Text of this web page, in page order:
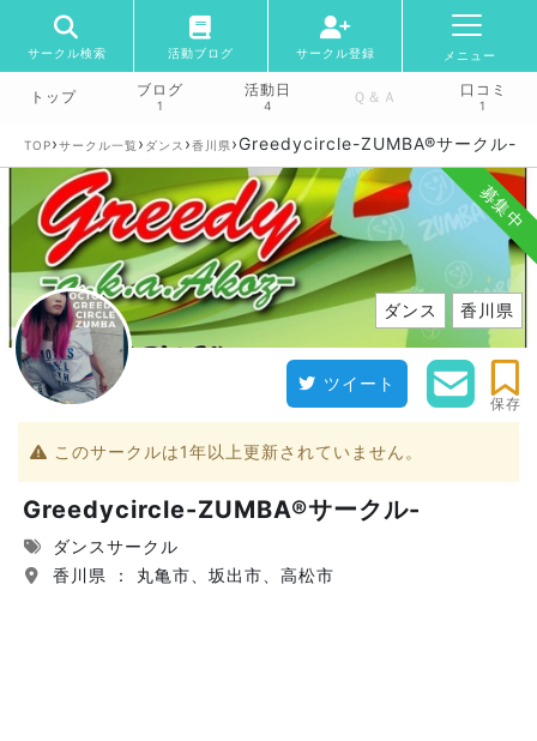
サークル検索 活動ブログ サークル登録 メニュー
トップ ブログ
1
活動日
4 Ｑ＆Ａ 口コミ
1
TOP›サークル一覧 › ダンス ›香川県›Greedycircle-ZUMBA®︎サークル-
募集中
ダンス 香川県
ツイート
保存
このサークルは1年以上更新されていません。
Greedycircle-ZUMBA®︎サークル-
ダンスサークル
香川県 ： 丸亀市、坂出市、高松市